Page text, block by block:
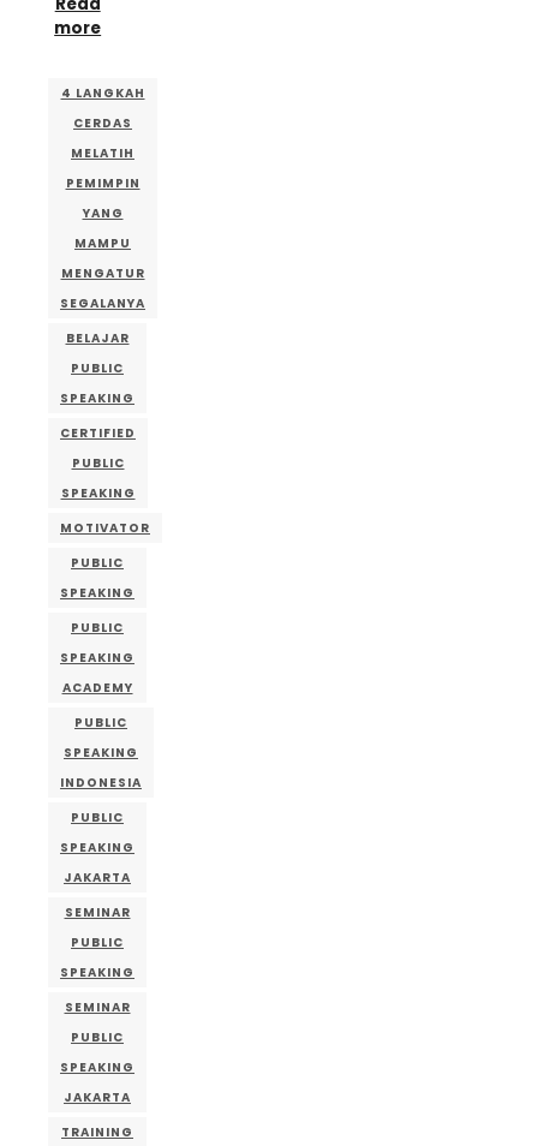
more
4 LANGKAH
CERDAS
MELATIH
PEMIMPIN
YANG
MAMPU
MENGATUR
SEGALANYA
BELAJAR
PUBLIC
SPEAKING
CERTIFIED
PUBLIC
SPEAKING
MOTIVATOR
PUBLIC
SPEAKING
PUBLIC
SPEAKING
ACADEMY
PUBLIC
SPEAKING
INDONESIA
PUBLIC
SPEAKING
JAKARTA
SEMINAR
PUBLIC
SPEAKING
SEMINAR
PUBLIC
SPEAKING
JAKARTA
TRAINING